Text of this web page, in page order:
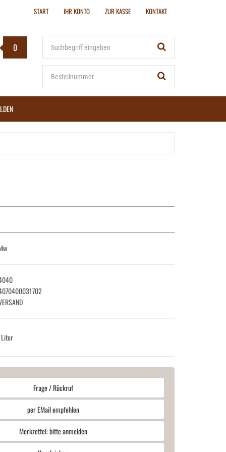
START IHR KONTO ZUR KASSE KONTAKT
0
Frage / Rückruf
per EMail empfehlen
Merkzettel: bitte anmelden